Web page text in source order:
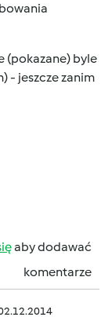
(pokazane) byle
- jeszcze zanim
aby dodawać
komentarze